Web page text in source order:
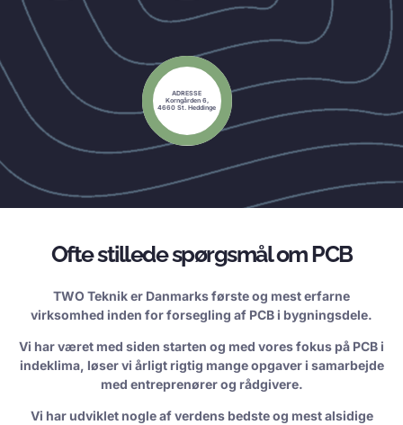
ADRESSE
Korngården 6,
4660 St. Heddinge
Ofte stillede spørgsmål om PCB
TWO Teknik er Danmarks første og mest erfarne
virksomhed inden for forsegling af PCB i bygningsdele.
Vi har været med siden starten og med vores fokus på PCB i
indeklima, løser vi årligt rigtig mange opgaver i samarbejde
med entreprenører og rådgivere.
Vi har udviklet nogle af verdens bedste og mest alsidige